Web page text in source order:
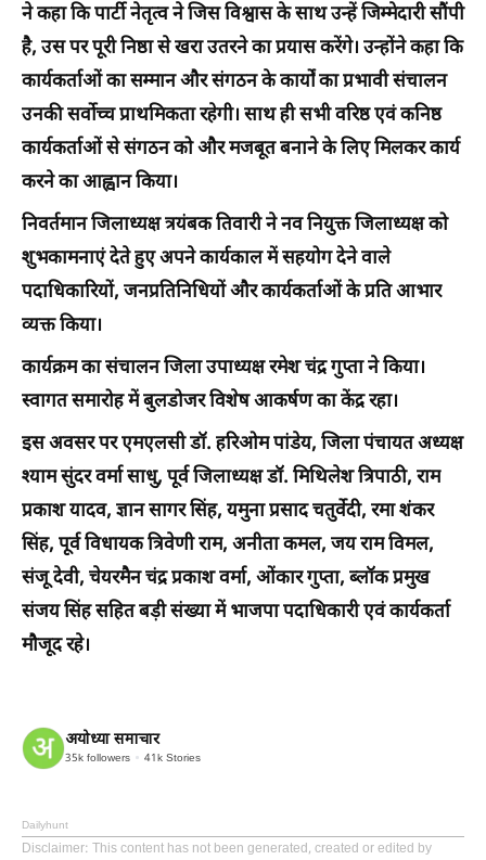
ने कहा कि पार्टी नेतृत्व ने जिस विश्वास के साथ उन्हें जिम्मेदारी सौंपी
है, उस पर पूरी निष्ठा से खरा उतरने का प्रयास करेंगे। उन्होंने कहा कि
कार्यकर्ताओं का सम्मान और संगठन के कार्यों का प्रभावी संचालन
उनकी सर्वोच्च प्राथमिकता रहेगी। साथ ही सभी वरिष्ठ एवं कनिष्ठ
कार्यकर्ताओं से संगठन को और मजबूत बनाने के लिए मिलकर कार्य
करने का आह्वान किया।
निवर्तमान जिलाध्यक्ष त्रयंबक तिवारी ने नव नियुक्त जिलाध्यक्ष को
शुभकामनाएं देते हुए अपने कार्यकाल में सहयोग देने वाले
पदाधिकारियों, जनप्रतिनिधियों और कार्यकर्ताओं के प्रति आभार
व्यक्त किया।
कार्यक्रम का संचालन जिला उपाध्यक्ष रमेश चंद्र गुप्ता ने किया।
स्वागत समारोह में बुलडोजर विशेष आकर्षण का केंद्र रहा।
इस अवसर पर एमएलसी डॉ. हरिओम पांडेय, जिला पंचायत अध्यक्ष
श्याम सुंदर वर्मा साधु, पूर्व जिलाध्यक्ष डॉ. मिथिलेश त्रिपाठी, राम
प्रकाश यादव, ज्ञान सागर सिंह, यमुना प्रसाद चतुर्वेदी, रमा शंकर
सिंह, पूर्व विधायक त्रिवेणी राम, अनीता कमल, जय राम विमल,
संजू देवी, चेयरमैन चंद्र प्रकाश वर्मा, ओंकार गुप्ता, ब्लॉक प्रमुख
संजय सिंह सहित बड़ी संख्या में भाजपा पदाधिकारी एवं कार्यकर्ता
मौजूद रहे।
अयोध्या समाचार
35k followers 41k Stories
Dailyhunt
Disclaimer: This content has not been generated, created or edited by